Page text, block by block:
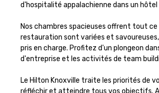
d'hospitalité appalachienne dans un
Nos chambres spacieuses offrent tout
restauration sont variées et
pris en charge. Profitez d'un plongeon
d'entreprise et les activités de team
Le Hilton Knoxville traite les priorités de
réfléchir et atteindre tous vos objectifs.